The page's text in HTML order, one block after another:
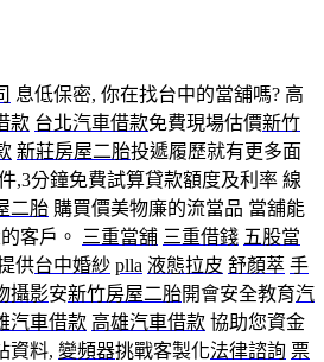
息低保密, 你在找台中的當舖嗎? 高
款 台北汽車借款免費現場估價新竹
新莊房屋二胎投遞履歷就有更多面
,3分鐘免費試算貸款額度及利率 線
二胎 購買價美物廉的流當品 當舖能
客戶。 三重當舖 三重借錢 五股當
供台中婚紗 plla 液態拉皮 舒顏萃 手
攝影安新竹房屋二胎開會安全教育汽
汽車借款 高雄汽車借款 協助您資金
資料, 變頻器挑戰客製化法律諮詢 票